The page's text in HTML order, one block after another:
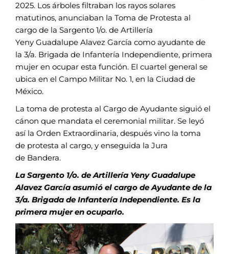
2025. Los árboles filtraban los rayos solares
matutinos, anunciaban la Toma de Protesta al
cargo de la Sargento 1/o. de Artillería
Yeny Guadalupe Alavez García como ayudante de
la 3/a. Brigada de Infantería Independiente, primera
mujer en ocupar esta función. El cuartel general se
ubica en el Campo Militar No. 1, en la Ciudad de
México.
La toma de protesta al Cargo de Ayudante siguió el
cánon que mandata el ceremonial militar. Se leyó
así la Orden Extraordinaria, después vino la toma
de protesta al cargo, y enseguida la Jura
de Bandera.
La Sargento 1/o. de Artillería Yeny Guadalupe
Alavez García asumió el cargo de Ayudante de la
3/a. Brigada de Infantería Independiente. Es la
primera mujer en ocuparlo.